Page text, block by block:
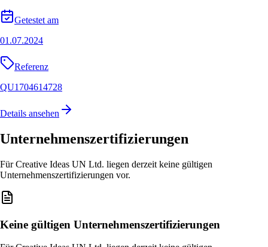
Getestet am
01.07.2024
Referenz
QU1704614728
Details ansehen
Unternehmenszertifizierungen
Für Creative Ideas UN Ltd. liegen derzeit keine gültigen
Unternehmenszertifizierungen vor.
Keine gültigen Unternehmenszertifizierungen